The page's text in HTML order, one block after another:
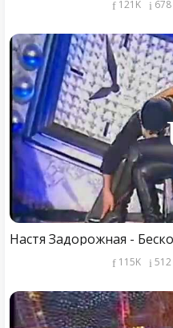
121K 678
Настя Задорожная -
115K 512